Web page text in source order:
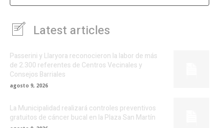
Latest articles
Passerini y Llaryora reconocieron la labor de más
de 2.300 referentes de Centros Vecinales y
Consejos Barriales
agosto 9, 2026
La Municipalidad realizará controles preventivos
gratuitos de cáncer bucal en la Plaza San Martín